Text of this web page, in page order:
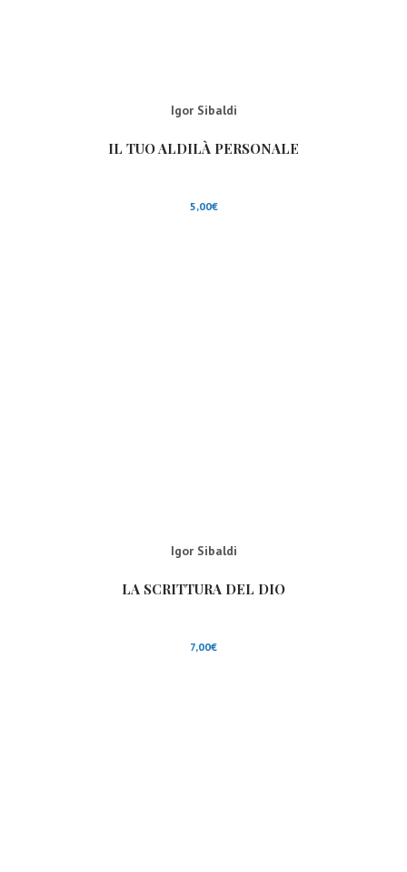
Igor Sibaldi
IL TUO ALDILÀ PERSONALE
5,00€
Igor Sibaldi
LA SCRITTURA DEL DIO
7,00€